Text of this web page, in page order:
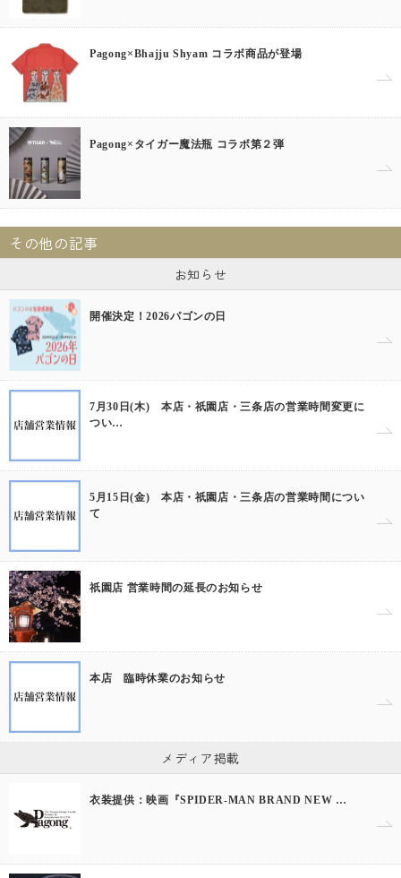
Pagong×Bhajju Shyam コラボ商品が登場
Pagong×タイガー魔法瓶 コラボ第２弾
その他の記事
お知らせ
開催決定！2026パゴンの日
7月30日(木) 本店・祇園店・三条店の営業時間変更に
つい…
5月15日(金) 本店・祇園店・三条店の営業時間につい
て
祇園店 営業時間の延長のお知らせ
本店 臨時休業のお知らせ
メディア掲載
衣装提供：映画『SPIDER-MAN BRAND NEW …